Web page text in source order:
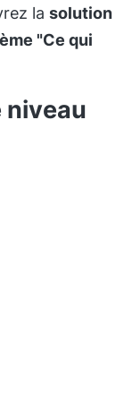
la solution
"Ce qui
niveau